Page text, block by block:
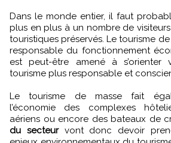
Dans le monde entier, il faut
plus en plus à un nombre de
touristiques préservés. Le tourisme de
responsable du fonctionnement
est peut-être amené à
tourisme plus responsable et
Le tourisme de masse fait
l’économie des complexes
aériens ou encore des bateaux de
du secteurvont donc devoir